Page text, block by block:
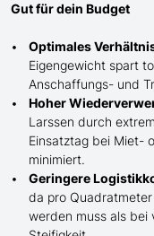
Gut für dein Budget
Optimales
Eigengewicht spart
Anschaffungs- und
Hoher
Larssen durch
Einsatztag bei Miet-
minimiert.
Geringere
da pro
werden muss als bei